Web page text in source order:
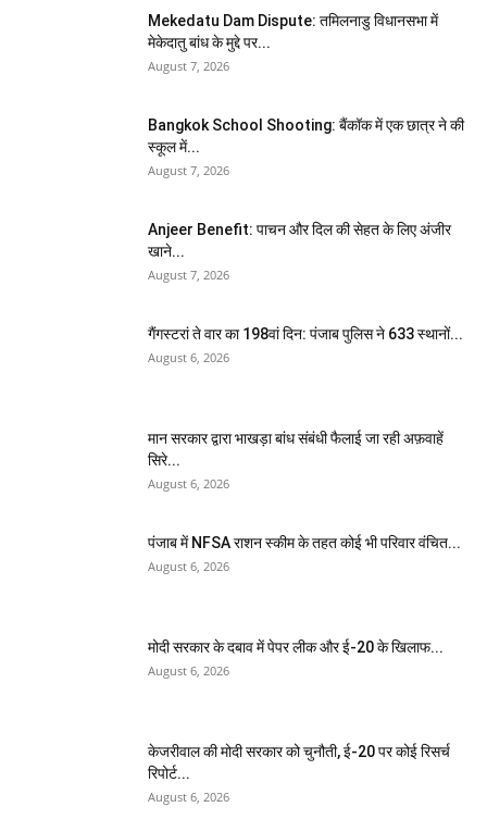
Mekedatu Dam Dispute: तमिलनाडु विधानसभा में
मेकेदातु बांध के मुद्दे पर...
August 7, 2026
Bangkok School Shooting: बैंकॉक में एक छात्र ने की
स्कूल में...
August 7, 2026
Anjeer Benefit: पाचन और दिल की सेहत के लिए अंजीर
खाने...
August 7, 2026
गैंगस्टरां ते वार का 198वां दिन: पंजाब पुलिस ने 633 स्थानों...
August 6, 2026
मान सरकार द्वारा भाखड़ा बांध संबंधी फैलाई जा रही अफ़वाहें
सिरे...
August 6, 2026
पंजाब में NFSA राशन स्कीम के तहत कोई भी परिवार वंचित...
August 6, 2026
मोदी सरकार के दबाव में पेपर लीक और ई-20 के खिलाफ...
August 6, 2026
केजरीवाल की मोदी सरकार को चुनौती, ई-20 पर कोई रिसर्च
रिपोर्ट...
August 6, 2026